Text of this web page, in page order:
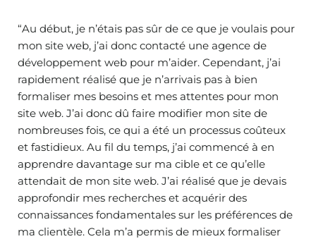
“Au début, je n’étais pas sûr de ce que je voulais pour
mon site web, j’ai donc contacté une agence de
développement web pour m’aider. Cependant, j’ai
rapidement réalisé que je n’arrivais pas à bien
formaliser mes besoins et mes attentes pour mon
site web. J’ai donc dû faire modifier mon site de
nombreuses fois, ce qui a été un processus coûteux
et fastidieux. Au fil du temps, j’ai commencé à en
apprendre davantage sur ma cible et ce qu’elle
attendait de mon site web. J’ai réalisé que je devais
approfondir mes recherches et acquérir des
connaissances fondamentales sur les préférences de
ma clientèle. Cela m’a permis de mieux formaliser